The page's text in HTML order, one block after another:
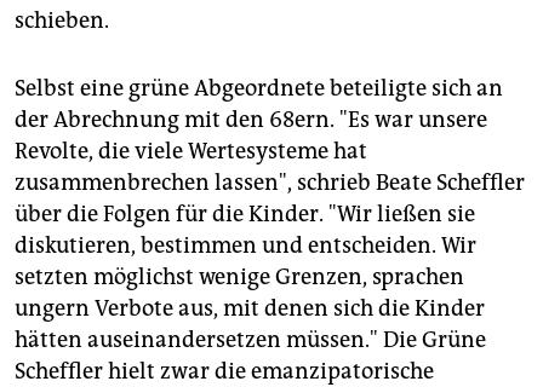
schieben.
Selbst eine grüne Abgeordnete beteiligte sich an
der Abrechnung mit den 68ern. "Es war unsere
Revolte, die viele Wertesysteme hat
zusammenbrechen lassen", schrieb Beate Scheffler
über die Folgen für die Kinder. "Wir ließen sie
diskutieren, bestimmen und entscheiden. Wir
setzten möglichst wenige Grenzen, sprachen
ungern Verbote aus, mit denen sich die Kinder
hätten auseinandersetzen müssen." Die Grüne
Scheffler hielt zwar die emanzipatorische